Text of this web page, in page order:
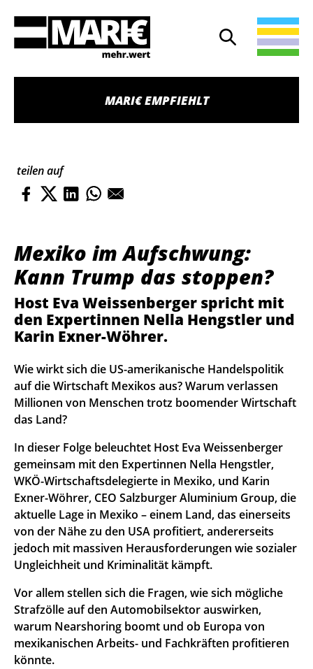
Suche öffnen
Suche
MARI€ EMPFIEHLT
teilen auf
Mexiko im Aufschwung:
Kann Trump das stoppen?
Host Eva Weissenberger spricht mit
den Expertinnen Nella Hengstler und
Karin Exner-Wöhrer.
Wie wirkt sich die US-amerikanische Handelspolitik
auf die Wirtschaft Mexikos aus? Warum verlassen
Millionen von Menschen trotz boomender Wirtschaft
das Land?
In dieser Folge beleuchtet Host Eva Weissenberger
gemeinsam mit den Expertinnen Nella Hengstler,
WKÖ-Wirtschaftsdelegierte in Mexiko, und Karin
Exner-Wöhrer, CEO Salzburger Aluminium Group, die
aktuelle Lage in Mexiko – einem Land, das einerseits
von der Nähe zu den USA profitiert, andererseits
jedoch mit massiven Herausforderungen wie sozialer
Ungleichheit und Kriminalität kämpft.
Vor allem stellen sich die Fragen, wie sich mögliche
Strafzölle auf den Automobilsektor auswirken,
warum Nearshoring boomt und ob Europa von
mexikanischen Arbeits- und Fachkräften profitieren
könnte.